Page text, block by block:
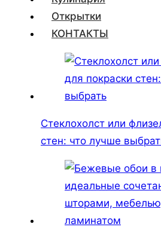
Открытки
КОНТАКТЫ
Стеклохолст или
стен: что лучше